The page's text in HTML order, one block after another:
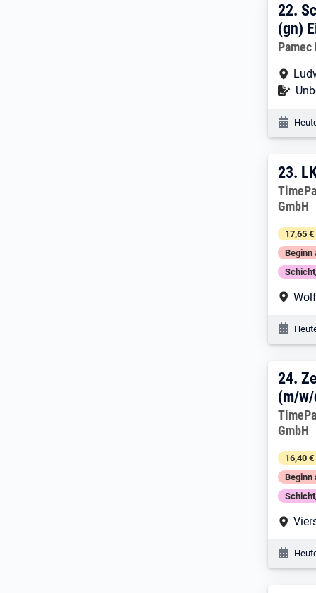
22.
22.
(gn)
23.
23.
GmbH
17,65
Beginn
24.
24.
(m/
GmbH
16,40
Beginn